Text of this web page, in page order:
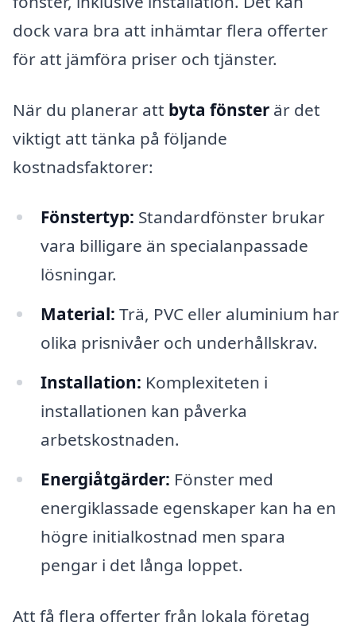
dock vara bra att inhämtar flera offerter
för att jämföra priser och tjänster.
När du planerar att byta fönster är det
viktigt att tänka på följande
kostnadsfaktorer:
Fönstertyp: Standardfönster brukar
vara billigare än specialanpassade
lösningar.
Material: Trä, PVC eller aluminium har
olika prisnivåer och underhållskrav.
Installation: Komplexiteten i
installationen kan påverka
arbetskostnaden.
Energiåtgärder: Fönster med
energiklassade egenskaper kan ha en
högre initialkostnad men spara
pengar i det långa loppet.
Att få flera offerter från lokala företag